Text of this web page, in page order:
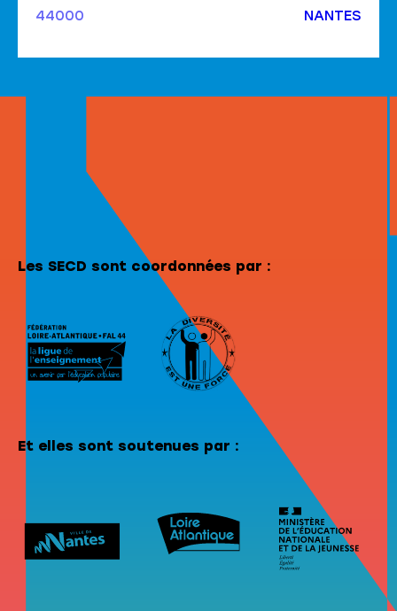
44000
NANTES
Les SECD sont coordonnées par :
Et elles sont soutenues par :